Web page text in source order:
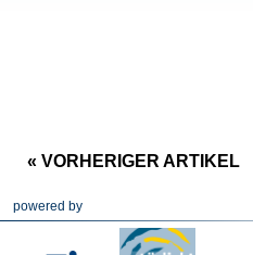
« VORHERIGER ARTIKEL
powered by